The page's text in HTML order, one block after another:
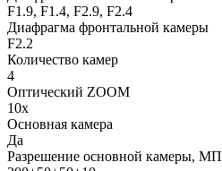
F1.9, F1.4, F2.9, F2.4
Диафрагма фронтальной камеры
F2.2
Количество камер
4
Оптический ZOOM
10x
Основная камера
Да
Разрешение основной камеры, МП